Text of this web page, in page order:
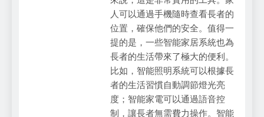
人可以通過手機隨時查看長者的
位置，確保他們的安全。值得一
提的是，一些智能家居系統也為
長者的生活帶來了極大的便利。
比如，智能照明系統可以根據長
者的生活習慣自動調節燈光亮
度；智能家電可以通過語音控
制，讓長者無需費力操作。智能